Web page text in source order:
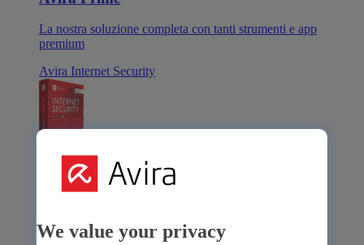
La nostra soluzione completa con tanti strumenti e app
premium
Avira Internet Security
Avira Internet Security
We value your privacy